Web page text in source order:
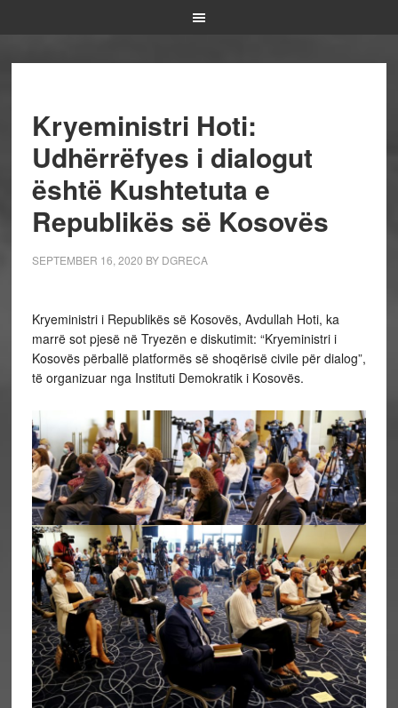
Kryeministri Hoti:
Udhërrëfyes i dialogut
është Kushtetuta e
Republikës së Kosovës
SEPTEMBER 16, 2020 BY DGRECA
Kryeministri i Republikës së Kosovës, Avdullah Hoti, ka
marrë sot pjesë në Tryezën e diskutimit: “Kryeministri i
Kosovës përballë platformës së shoqërisë civile për dialog”,
të organizuar nga Instituti Demokratik i Kosovës.